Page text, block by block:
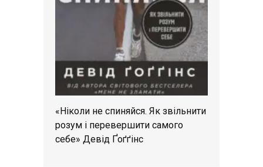
«Ніколи не спиняйся. Як звільнити
розум і перевершити самого
себе» Девід Ґоґґінс